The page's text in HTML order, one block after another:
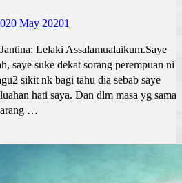
20 May 20201
Lelaki Assalamualaikum.Saye
saye suke dekat sorang perempuan ni
sikit nk bagi tahu dia sebab saye
hati saya. Dan dlm masa yg sama
…